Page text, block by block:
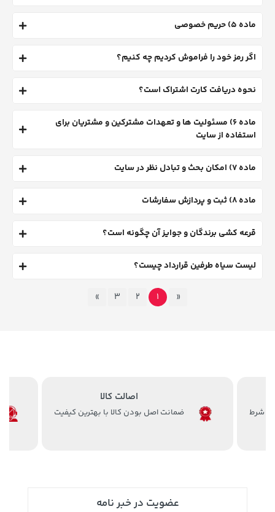
ماده 5) حریم خصوصی
اگر رمز خود را فراموش کردیم چه کنیم؟
نحوه دریافت کارت اشتراک است؟
ماده 6) مسئولیت ها و تعهدات مشترکین و مشتریان برای
استفاده از سایت
ماده 7) امکان بحث و تبادل نظر در سایت
ماده 8) ثبت و پردازش سفارشات
قرعه کشی برندگان و جوایز آن چگونه است؟
لیست سیاه طرفین قرارداد چیست؟
«
1
2
3
»
اصالت کالا
ضمانت اصل بودن کالا با بهترین کیفیت
عضویت در خبر نامه